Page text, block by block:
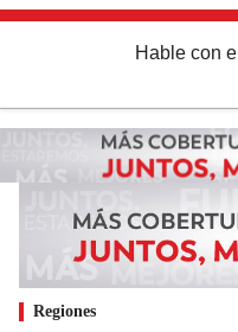
Hable con el
Regiones